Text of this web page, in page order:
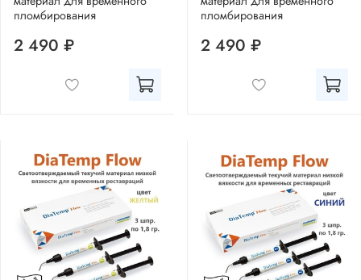
пломбирования
2 490 ₽
пломбирования
2 490 ₽